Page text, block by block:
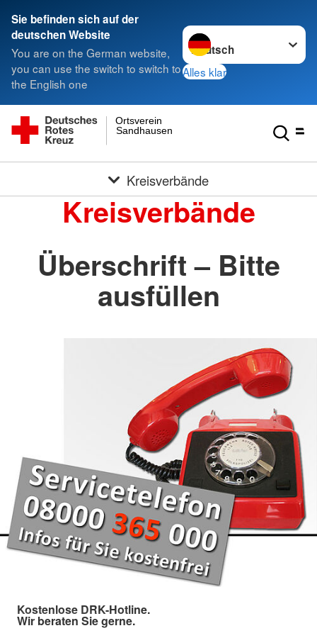
Sie befinden sich auf der
deutschen Website
You are on the German website,
you can use the switch to switch to
the English one
Sprache wechseln zu
Alles klar
Sandhausen
Ortsverein
Kreisverbände
Kreisverbände
Überschrift – Bitte
ausfüllen
Kostenlose DRK-Hotline.
Wir beraten Sie gerne.